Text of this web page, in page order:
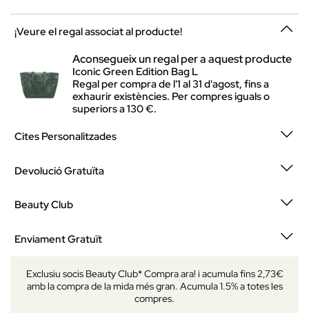
¡Veure el regal associat al producte!
Aconsegueix un regal per a aquest producte
Iconic Green Edition Bag L
Regal per compra de l'1 al 31 d'agost, fins a
exhaurir existències. Per compres iguals o
superiors a 130 €.
Cites Personalitzades
Devolució Gratuïta
Beauty Club
Enviament Gratuït
Exclusiu socis Beauty Club* Compra ara! i acumula fins 2,73€
amb la compra de la mida més gran. Acumula 1.5% a totes les
compres.